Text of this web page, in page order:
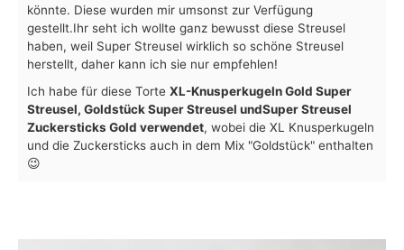
könnte. Diese wurden mir umsonst zur Verfügung
gestellt.Ihr seht ich wollte ganz bewusst diese Streusel
haben, weil Super Streusel wirklich so schöne Streusel
herstellt, daher kann ich sie nur empfehlen!
Ich habe für diese Torte XL-Knusperkugeln Gold Super
Streusel, Goldstück Super Streusel undSuper Streusel
Zuckersticks Gold verwendet, wobei die XL Knusperkugeln
und die Zuckersticks auch in dem Mix "Goldstück" enthalten
😉